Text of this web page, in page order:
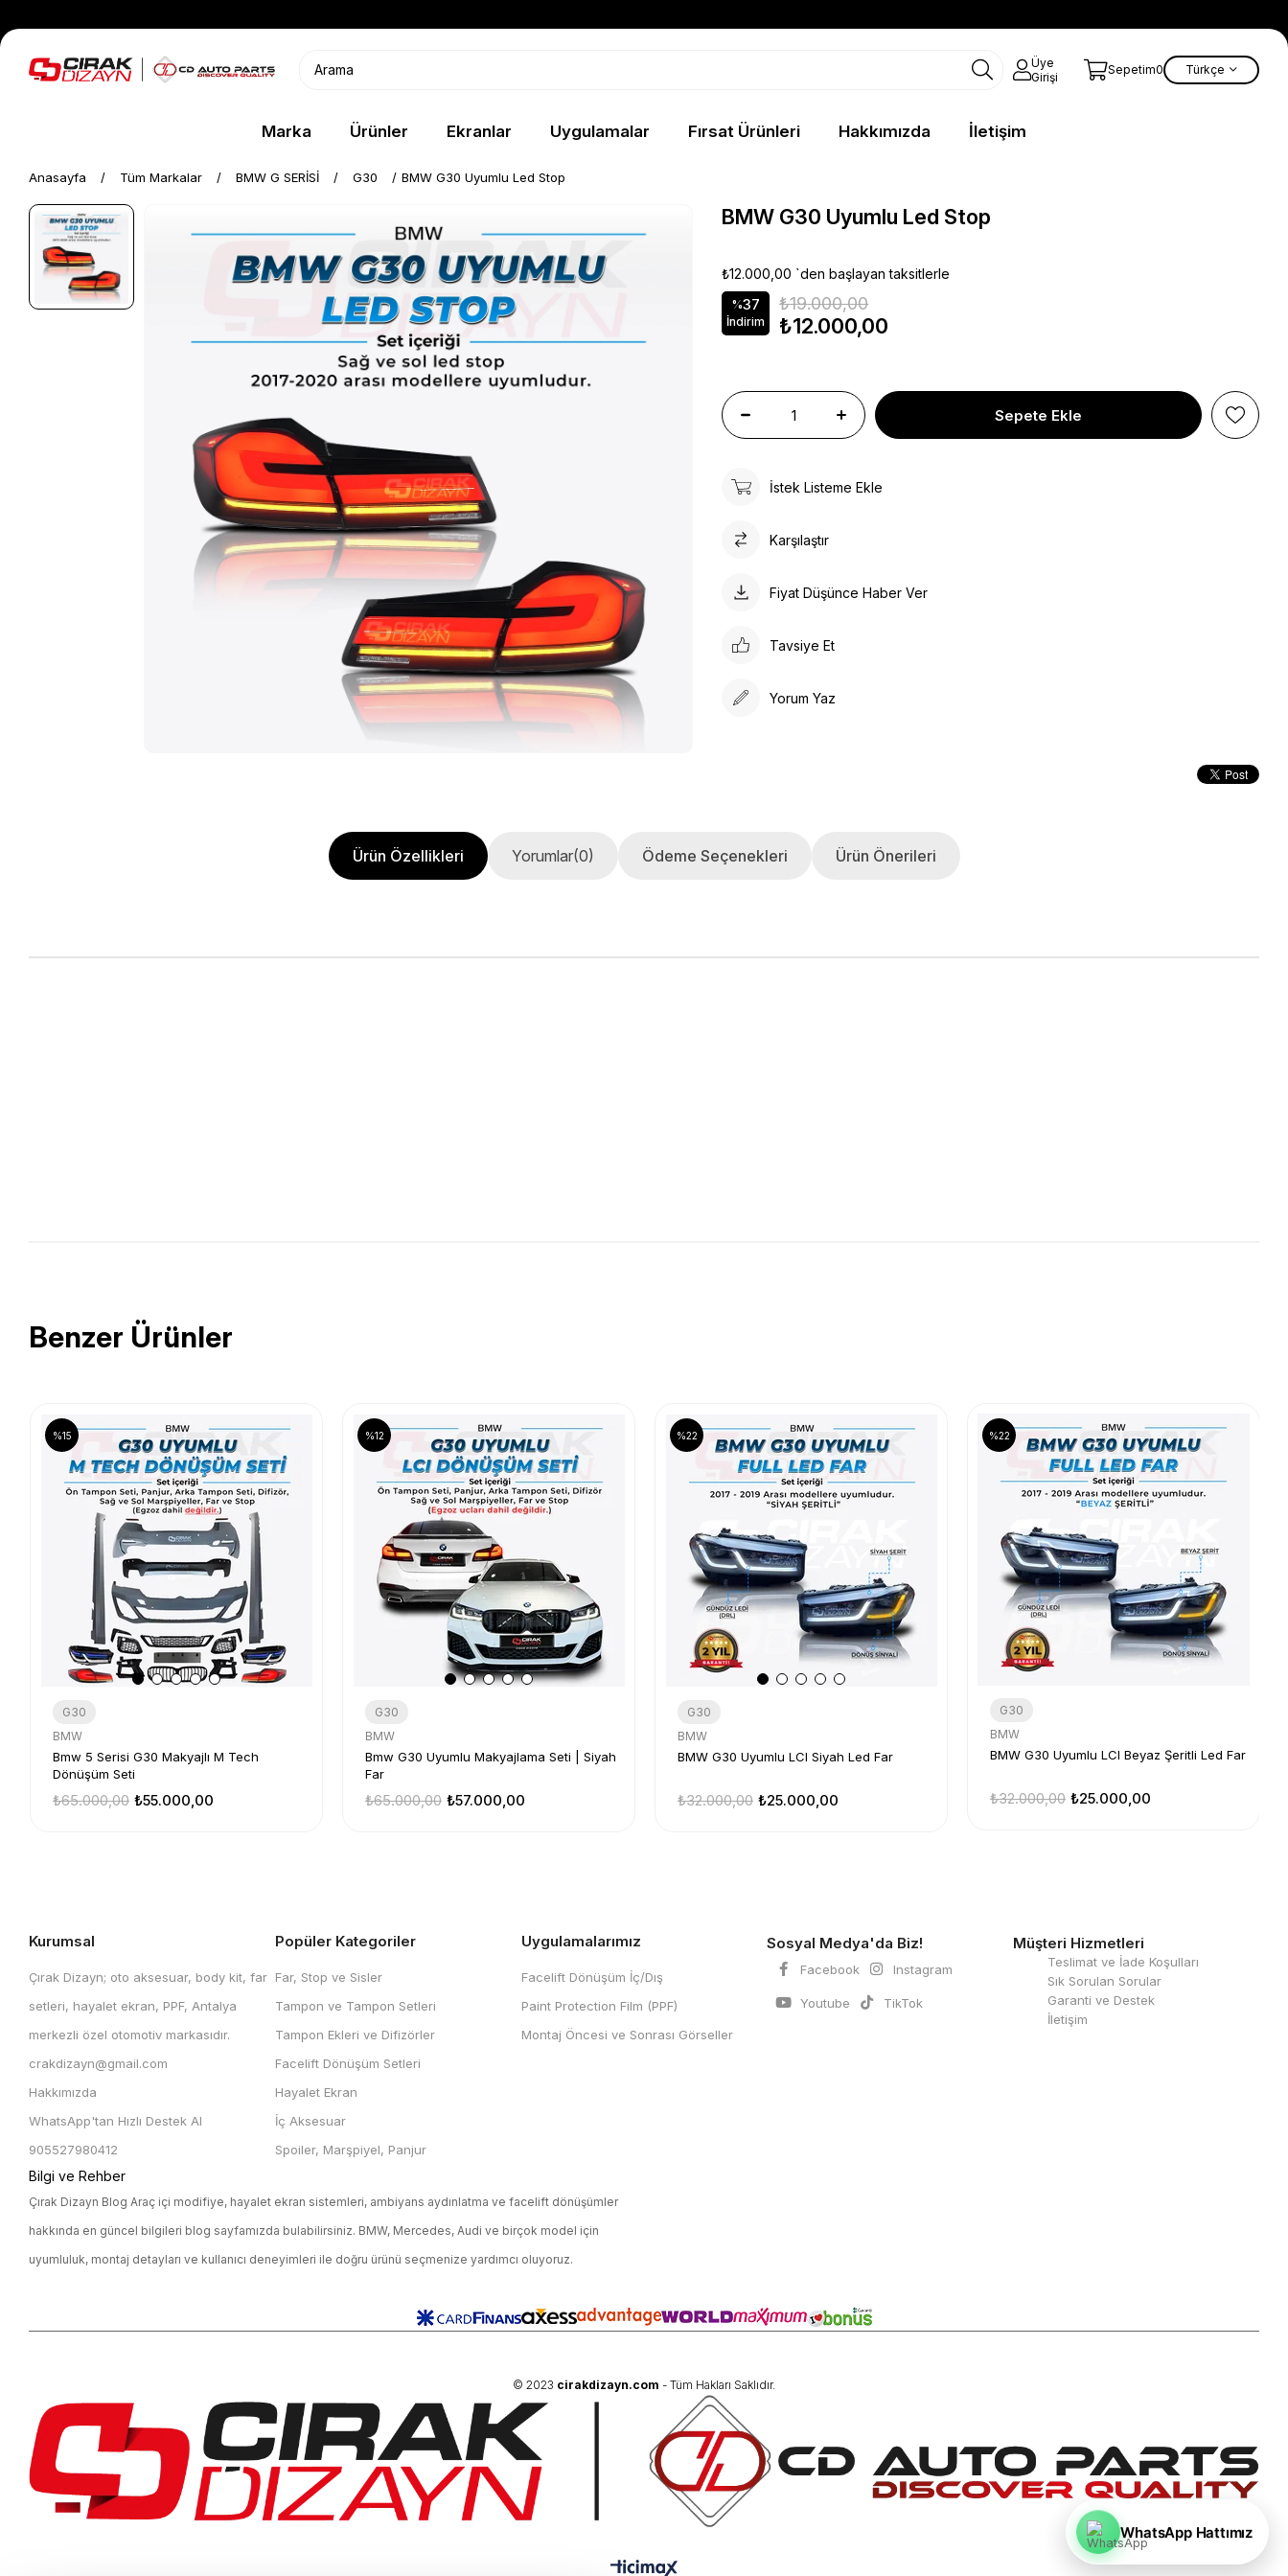
Üye
Girişi
Sepetim0 Türkçe
Marka Ürünler Ekranlar Uygulamalar Fırsat Ürünleri Hakkımızda İletişim
Anasayfa Tüm Markalar BMW G SERİSİ G30 BMW G30 Uyumlu Led Stop
BMW G30 Uyumlu Led Stop
₺12.000,00 `den başlayan taksitlerle
%37
İndirim
₺19.000,00
₺12.000,00
İstek Listeme Ekle
Karşılaştır
Fiyat Düşünce Haber Ver
Tavsiye Et
Yorum Yaz
Ürün Özellikleri Yorumlar(0) Ödeme Seçenekleri Ürün Önerileri
Benzer Ürünler
G30
BMW
Bmw 5 Serisi G30 Makyajlı M Tech
Dönüşüm Seti
₺55.000,00
₺65.000,00
%15
G30
BMW
Bmw G30 Uyumlu Makyajlama Seti | Siyah
Far
₺57.000,00
₺65.000,00
%12
G30
BMW
BMW G30 Uyumlu LCI Siyah Led Far
₺25.000,00
₺32.000,00
%22
G30
BMW
BMW G30 Uyumlu LCI Beyaz Şeritli Led Far
₺25.000,00
₺32.000,00
%22
Kurumsal
Çırak Dizayn; oto aksesuar, body kit, far
setleri, hayalet ekran, PPF, Antalya
merkezli özel otomotiv markasıdır.
crakdizayn@gmail.com
Hakkımızda
WhatsApp'tan Hızlı Destek Al
905527980412
Popüler Kategoriler
Far, Stop ve Sisler
Tampon ve Tampon Setleri
Tampon Ekleri ve Difizörler
Facelift Dönüşüm Setleri
Hayalet Ekran
İç Aksesuar
Spoiler, Marşpiyel, Panjur
Uygulamalarımız
Facelift Dönüşüm İç/Dış
Paint Protection Film (PPF)
Montaj Öncesi ve Sonrası Görseller
Sosyal Medya'da Biz!
Facebook Instagram
Youtube TikTok
Müşteri Hizmetleri
Teslimat ve İade Koşulları
Sık Sorulan Sorular
Garanti ve Destek
İletişim
Bilgi ve Rehber
Çırak Dizayn Blog Araç içi modifiye, hayalet ekran sistemleri, ambiyans aydınlatma ve facelift dönüşümler
hakkında en güncel bilgileri blog sayfamızda bulabilirsiniz. BMW, Mercedes, Audi ve birçok model için
uyumluluk, montaj detayları ve kullanıcı deneyimleri ile doğru ürünü seçmenize yardımcı oluyoruz.
© 2023 cirakdizayn.com - Tüm Hakları Saklıdır.
WhatsApp Hattımız